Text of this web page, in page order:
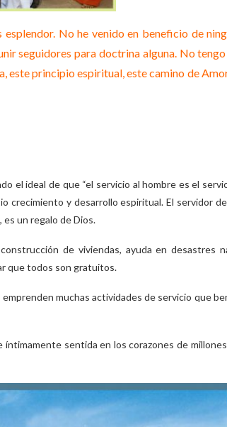
No he venido en beneficio de
seguidores para doctrina alguna. No
este principio espiritual, este camino de
el ideal de que “el servicio al hombre es el
crecimiento y desarrollo espiritual. El servidor
un regalo de Dios.
de viviendas, ayuda en desastres
que todos son gratuitos.
muchas actividades de servicio que
íntimamente sentida en los corazones de